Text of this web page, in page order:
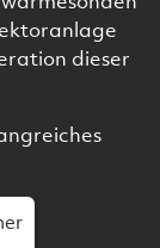
dieser